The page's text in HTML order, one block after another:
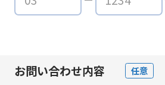
お問い合わせ内容 任意